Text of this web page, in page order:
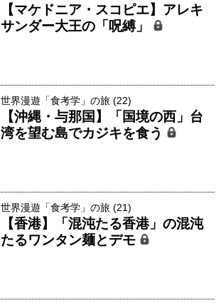
【マケドニア・スコピエ】アレキ
サンダー大王の「呪縛」
世界漫遊「食考学」の旅 (22)
【沖縄・与那国】「国境の西」台
湾を望む島でカジキを食う
世界漫遊「食考学」の旅 (21)
【香港】「混沌たる香港」の混沌
たるワンタン麺とデモ